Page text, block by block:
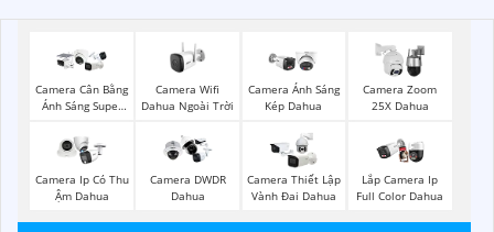
Camera Cân Bằng
Ánh Sáng Super
Camera Wifi
Dahua Ngoài Trời
Camera Ánh Sáng
Kép Dahua
Camera Zoom
25X Dahua
Camera Ip Có Thu
Ậm Dahua
Camera DWDR
Dahua
Camera Thiết Lập
Vành Đai Dahua
Lắp Camera Ip
Full Color Dahua